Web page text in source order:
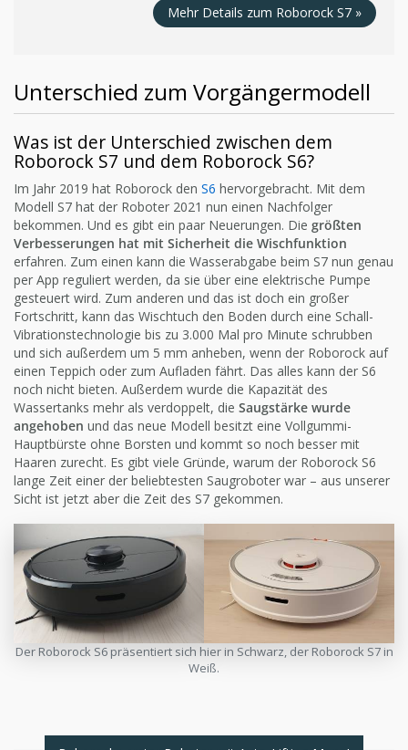
Mehr Details zum Roborock S7 »
Unterschied zum Vorgängermodell
Was ist der Unterschied zwischen dem
Roborock S7 und dem Roborock S6?
Im Jahr 2019 hat Roborock den S6 hervorgebracht. Mit dem
Modell S7 hat der Roboter 2021 nun einen Nachfolger
bekommen. Und es gibt ein paar Neuerungen. Die größten
Verbesserungen hat mit Sicherheit die Wischfunktion
erfahren. Zum einen kann die Wasserabgabe beim S7 nun genau
per App reguliert werden, da sie über eine elektrische Pumpe
gesteuert wird. Zum anderen und das ist doch ein großer
Fortschritt, kann das Wischtuch den Boden durch eine Schall-
Vibrationstechnologie bis zu 3.000 Mal pro Minute schrubben
und sich außerdem um 5 mm anheben, wenn der Roborock auf
einen Teppich oder zum Aufladen fährt. Das alles kann der S6
noch nicht bieten. Außerdem wurde die Kapazität des
Wassertanks mehr als verdoppelt, die Saugstärke wurde
angehoben und das neue Modell besitzt eine Vollgummi-
Hauptbürste ohne Borsten und kommt so noch besser mit
Haaren zurecht. Es gibt viele Gründe, warum der Roborock S6
lange Zeit einer der beliebtesten Saugroboter war – aus unserer
Sicht ist jetzt aber die Zeit des S7 gekommen.
Der Roborock S6 präsentiert sich hier in Schwarz, der Roborock S7 in
Weiß.